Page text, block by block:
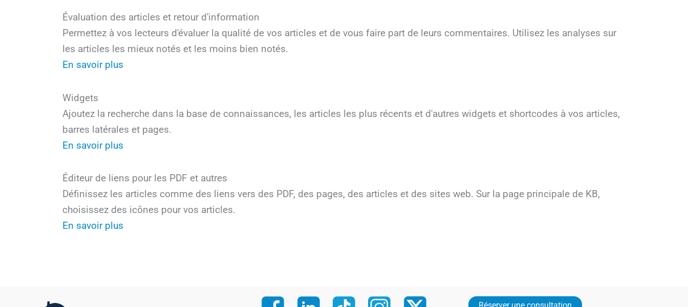
Évaluation des articles et retour d'information
Permettez à vos lecteurs d'évaluer la qualité de vos articles et de vous faire part de leurs commentaires. Utilisez les analyses sur
les articles les mieux notés et les moins bien notés.
En savoir plus
Widgets
Ajoutez la recherche dans la base de connaissances, les articles les plus récents et d'autres widgets et shortcodes à vos articles,
barres latérales et pages.
En savoir plus
Éditeur de liens pour les PDF et autres
Définissez les articles comme des liens vers des PDF, des pages, des articles et des sites web. Sur la page principale de KB,
choisissez des icônes pour vos articles.
En savoir plus